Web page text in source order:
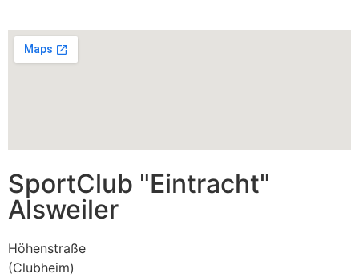
SportClub "Eintracht"
Alsweiler
Höhenstraße
(Clubheim)